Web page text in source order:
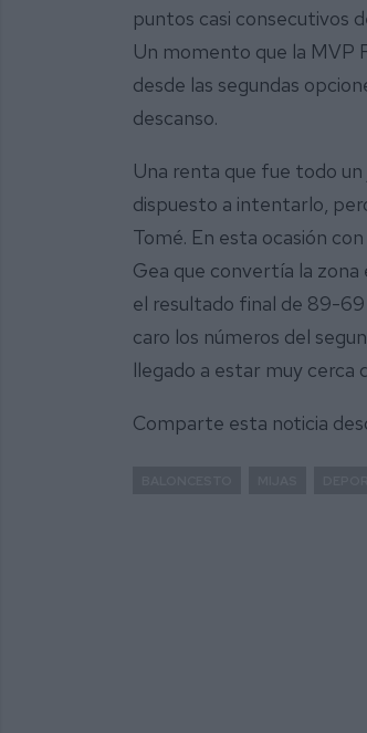
puntos casi consecutivos
Un momento que la MVP
desde las segundas
descanso.
Una renta que fue todo un
dispuesto a intentarlo,
Tomé. En esta ocasión
Gea que convertía la
el resultado final de 89-69
caro los números del
llegado a estar muy cerca
Comparte esta noticia